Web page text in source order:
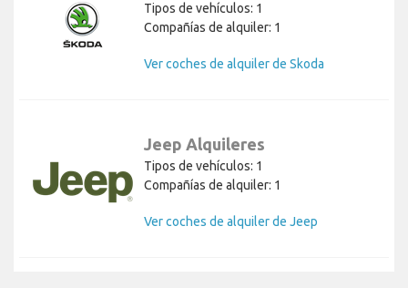
Tipos de vehículos: 1
Compañías de alquiler: 1
Ver coches de alquiler de Skoda
Jeep Alquileres
Tipos de vehículos: 1
Compañías de alquiler: 1
Ver coches de alquiler de Jeep